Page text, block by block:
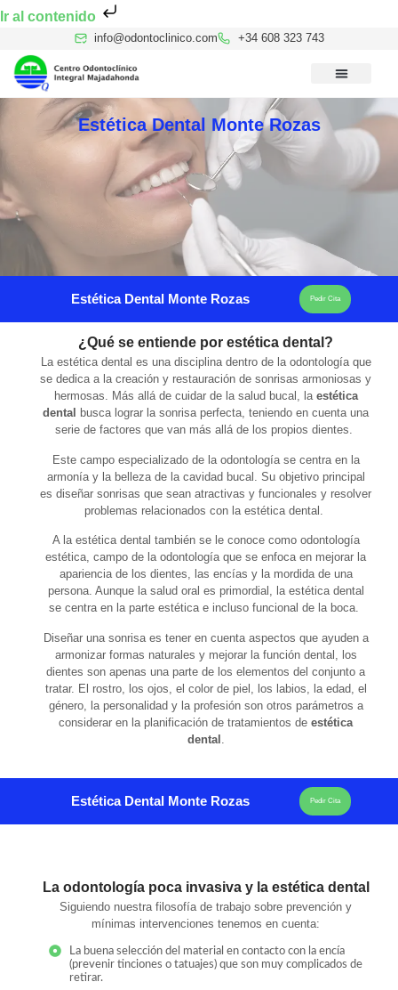
Ir al contenido
info@odontoclinico.com +34 608 323 743
Estética Dental Monte Rozas
Estética Dental Monte Rozas Pedir Cita
¿Qué se entiende por estética dental?
La estética dental es una disciplina dentro de la odontología que
se dedica a la creación y restauración de sonrisas armoniosas y
hermosas. Más allá de cuidar de la salud bucal, la estética
dental busca lograr la sonrisa perfecta, teniendo en cuenta una
serie de factores que van más allá de los propios dientes.
Este campo especializado de la odontología se centra en la
armonía y la belleza de la cavidad bucal. Su objetivo principal
es diseñar sonrisas que sean atractivas y funcionales y resolver
problemas relacionados con la estética dental.
A la estética dental también se le conoce como odontología
estética, campo de la odontología que se enfoca en mejorar la
apariencia de los dientes, las encías y la mordida de una
persona. Aunque la salud oral es primordial, la estética dental
se centra en la parte estética e incluso funcional de la boca.
Diseñar una sonrisa es tener en cuenta aspectos que ayuden a
armonizar formas naturales y mejorar la función dental, los
dientes son apenas una parte de los elementos del conjunto a
tratar. El rostro, los ojos, el color de piel, los labios, la edad, el
género, la personalidad y la profesión son otros parámetros a
considerar en la planificación de tratamientos de estética
dental
Estética Dental Monte Rozas Pedir Cita
La odontología poca invasiva y la estética dental
Siguiendo nuestra filosofía de trabajo sobre prevención y
mínimas intervenciones tenemos en cuenta:
La buena selección del material en contacto con la encía
(prevenir tinciones o tatuajes) que son muy complicados de
retirar.